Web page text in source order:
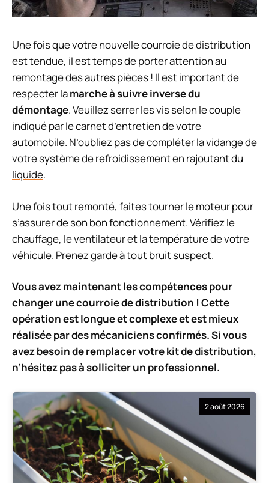
Une fois que votre nouvelle courroie de distribution
est tendue, il est temps de porter attention au
remontage des autres pièces ! Il est important de
respecter lamarche à suivre inverse du
démontage. Veuillez serrer les vis selon le couple
indiqué par le carnet d’entretien de votre
automobile. N’oubliez pas de compléter lavidangede
votresystème de refroidissementen rajoutant du
liquide.
Une fois tout remonté, faites tourner le moteur pour
s’assurer de son bon fonctionnement. Vérifiez le
chauffage, le ventilateur et la température de votre
véhicule. Prenez garde à tout bruit suspect.
Vous avez maintenant les compétences pour
changer une courroie de distribution ! Cette
opération est longue et complexe et est mieux
réalisée par des mécaniciens confirmés. Si vous
avez besoin de remplacer votre kit de distribution,
n’hésitez pas à solliciter un professionnel.
2 août 2026